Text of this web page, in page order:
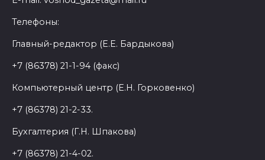
Телефоны:
Главный-редактор (Е.Е. Бардыкова)
+7 (86378) 21-1-94 (факс)
Компьютерный центр (Е.Н. Горковенко)
+7 (86378) 21-2-33.
Бухгалтерия (Г.Н. Шпакова)
+7 (86378) 21-4-02.